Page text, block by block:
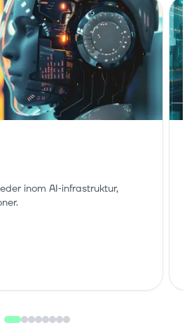
inom AI‑infrastruktur,